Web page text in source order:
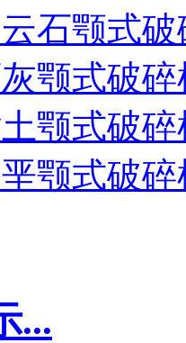
石颚式破
灰颚式破
颚式破碎
颚式破碎
...